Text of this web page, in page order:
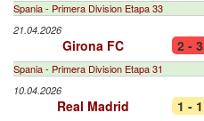
Spania - Primera Division Etapa 33
21.04.2026
Girona FC 2 - 3
Spania - Primera Division Etapa 31
10.04.2026
Real Madrid 1 - 1